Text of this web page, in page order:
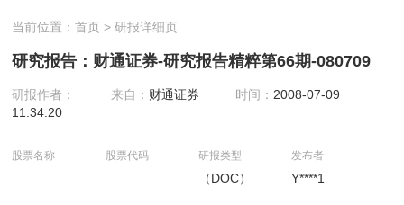
当前位置：首页 > 研报详细页
研究报告：财通证券-研究报告精粹第66期-080709
研报作者： 来自： 财通证券 时间： 2008-07-09
11:34:20
股票名称 股票代码 研报类型
（DOC）
发布者
Y****1